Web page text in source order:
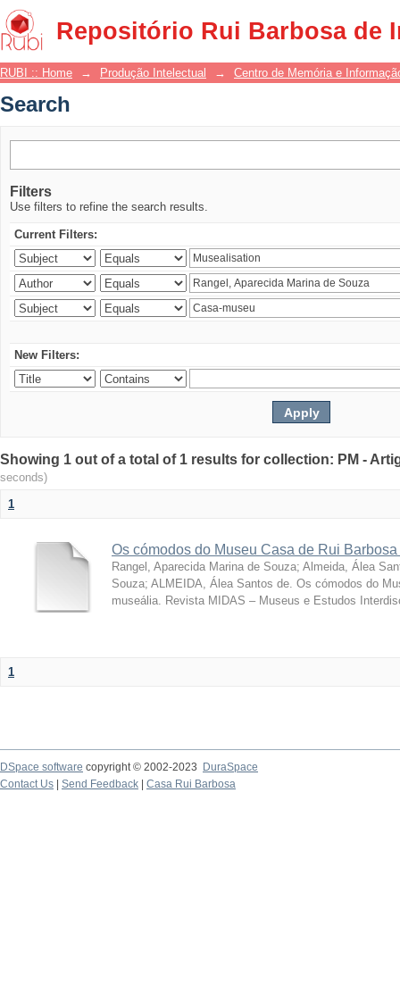
Repositório Rui Barbosa de
Search
RUBI :: Home → Produção Intelectual → Centro de Memória e
Search
Filters
Use filters to refine the search results.
Current Filters:
New Filters:
Showing 1 out of a total of 1 results for collection: PM -
seconds)
1
Os cómodos do Museu Casa de Rui
Rangel, Aparecida Marina de Souza; Almeida, Álea
Souza; ALMEIDA, Álea Santos de. Os cómodos do
museália. Revista MIDAS – Museus e Estudos
1
DSpace software copyright © 2002-2023
DuraSpace
Contact Us
Send Feedback Casa Rui Barbosa